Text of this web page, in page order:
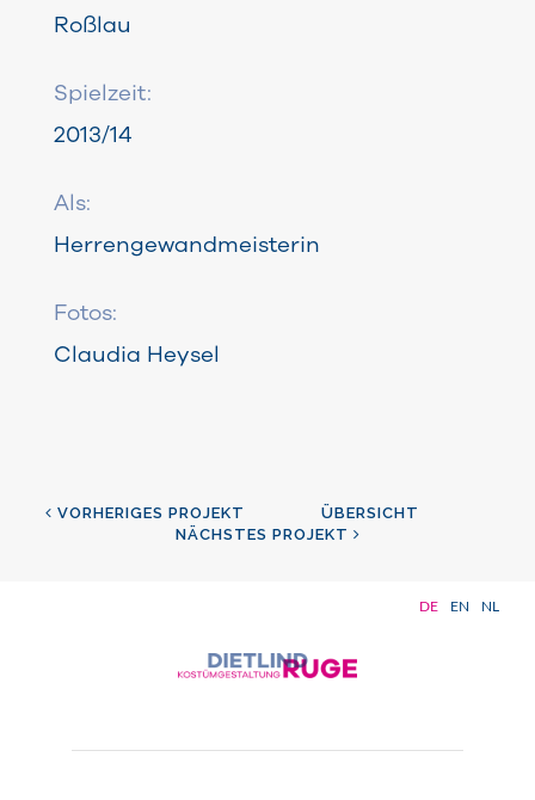
Roßlau
Spielzeit:
2013/14
Als:
Herrengewandmeisterin
Fotos:
Claudia Heysel
VORHERIGES PROJEKT
ÜBERSICHT
NÄCHSTES PROJEKT
DE EN NL